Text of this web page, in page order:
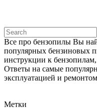
Все про бензопилы Вы
популярных бензиновых
инструкции к
Ответы на самые
эксплуатацией и
Метки